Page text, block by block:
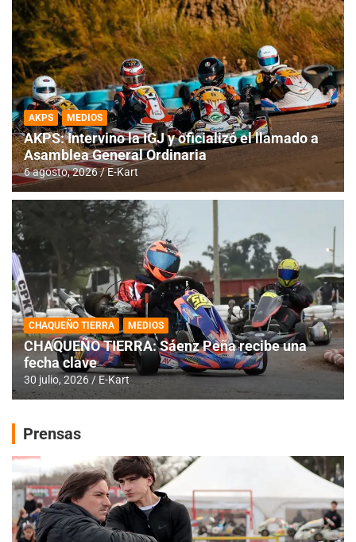
AKPS MEDIOS
AKPS: Intervino la IGJ y oficializó el llamado a
Asamblea General Ordinaria
6 agosto, 2026 E-Kart
CHAQUEÑO TIERRA MEDIOS
CHAQUEÑO TIERRA: Sáenz Peña recibe una
fecha clave
30 julio, 2026 E-Kart
Prensas